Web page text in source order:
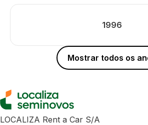
1996
Mostrar todos os
LOCALIZA Rent a Car S/A